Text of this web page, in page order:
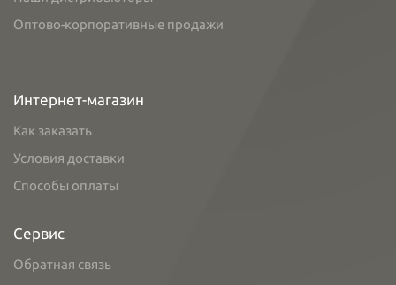
Оптово-корпоративные продажи
Интернет-магазин
Как заказать
Условия доставки
Способы оплаты
Сервис
Обратная связь